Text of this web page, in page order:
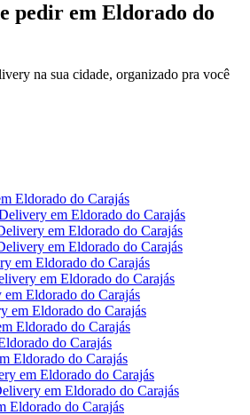
pedir em Eldorado do
na sua cidade, organizado pra você
Eldorado do Carajás
em Eldorado do Carajás
em Eldorado do Carajás
em Eldorado do Carajás
em Eldorado do Carajás
em Eldorado do Carajás
em Eldorado do Carajás
em Eldorado do Carajás
Eldorado do Carajás
do Carajás
Eldorado do Carajás
em Eldorado do Carajás
em Eldorado do Carajás
Eldorado do Carajás